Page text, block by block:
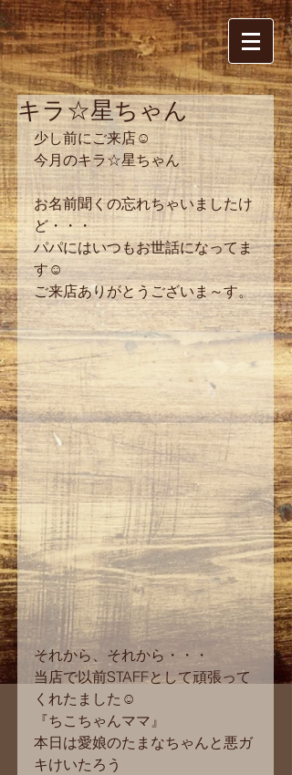
キラ☆星ちゃん
少し前にご来店☺
今月のキラ☆星ちゃん
お名前聞くの忘れちゃいましたけ
ど・・・
パパにはいつもお世話になってま
す☺
ご来店ありがとうございま～す。
それから、それから・・・
当店で以前STAFFとして頑張って
くれたました☺
『ちこちゃんママ』
本日は愛娘のたまなちゃんと悪ガ
キけいたろう